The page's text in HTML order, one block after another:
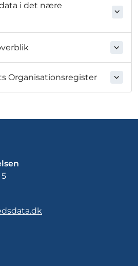
i det nære
Organisationsregister